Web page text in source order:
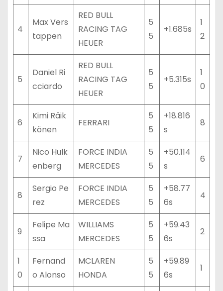
4
Max Vers
tappen
RED BULL
RACING TAG
HEUER
5
5
+1.685s
1
2
5
Daniel Ri
cciardo
RED BULL
RACING TAG
HEUER
5
5
+5.315s
1
0
6
Kimi Räik
könen
FERRARI
5
5
+18.816
s
8
7
Nico Hulk
enberg
FORCE INDIA
MERCEDES
5
5
+50.114
s
6
8
Sergio Pe
rez
FORCE INDIA
MERCEDES
5
5
+58.77
6s
4
9
Felipe Ma
ssa
WILLIAMS
MERCEDES
5
5
+59.43
6s
2
1
0
Fernand
o Alonso
MCLAREN
HONDA
5
5
+59.89
6s
1